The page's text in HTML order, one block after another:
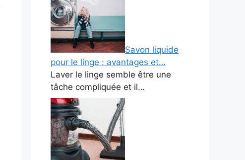
Savon liquide
pour le linge : avantages et…
Laver le linge semble être une
tâche compliquée et il…